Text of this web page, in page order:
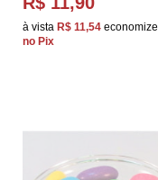
à vista R$ 11,54 economize
no Pix